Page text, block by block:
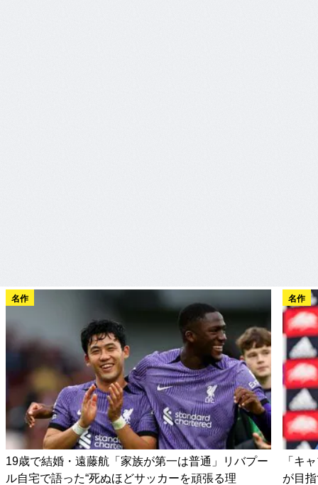
名作
19歳で結婚・遠藤航「家族が第一は普通」リバプー
ル自宅で語った“死ぬほどサッカーを頑張る理
名作
「キ
が目